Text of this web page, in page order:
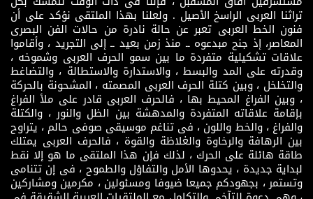
تراثنا العربى الراسخ الأصيل . ولعلنا بهذا الملتقى نؤكد على أن
فنون الخط العربى تعبر عن حالة نادرة من حالات الفن البصرى
المعاصر، إذ جنح مبدعوه ــ منذ زمن بعيد ــ إلى التجريد ، وأقاموا
علاقات تشكيلية متفردة ما بين سمو الحرف العربى وشموخه ،
وقدرته على المد والبسط ، والاستدارة والاستطالة ، والتضاغط
والتخلخل ، وبين كتلة الحرف العربى المصمته ، المشحونة بالحركة
، وبين الفراغ المحيط بها ، فالحرف العربى قادر على ملأ الفراغ
بإقامة علاقاته المتفردة والمدهشة بين الظل والنور ، والكتلة
والفراغ ، والخط واللون ، فى تناغم موسيقى صوفى حالم ، يتراوح
بين الرهافة والرخاوة والغلاظة والقوة ، فالحرف العربى يمتلك
طاقة هائلة على الحرك ، لذلك فإن هذا الملتقى ما هو إلا نقط
لبداية جديدة ، يحدوها الأمل والتفاؤل والطموح ، فى إن تتنامى
وتستمر ، بجهودكم جميعا ضيوفا ومسئولين ، مكرمين ومشاركين